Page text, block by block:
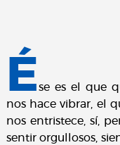
Ése es el que
nos hace vibrar, el
nos entristece, sí,
sentir orgullosos,